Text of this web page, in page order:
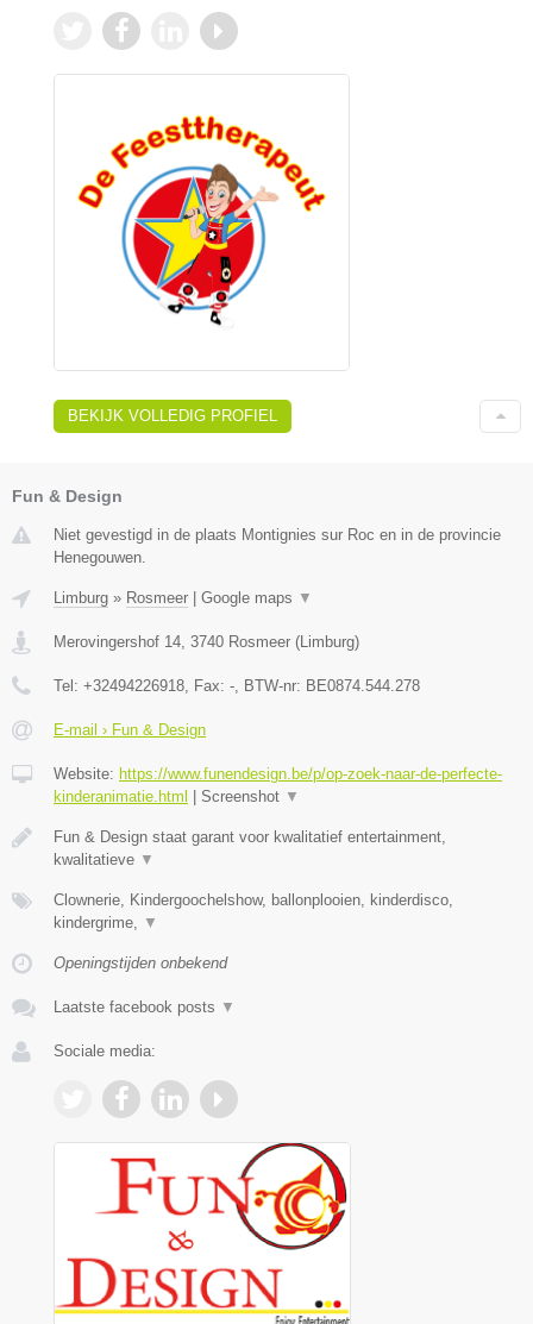
BEKIJK VOLLEDIG PROFIEL
Fun & Design
Niet gevestigd in de plaats Montignies sur Roc en in de provincie
Henegouwen.
Limburg » Rosmeer | Google maps ▼
Merovingershof 14 3740 Rosmeer (Limburg)
Tel: +32494226918 , Fax: - , BTW-nr: BE0874.544.278
E-mail › Fun & Design
Website: https://www.funendesign.be/p/op-zoek-naar-de-perfecte-
kinderanimatie.html | Screenshot ▼
Fun & Design staat garant voor kwalitatief entertainment,
kwalitatieve ▼
Clownerie, Kindergoochelshow, ballonplooien, kinderdisco,
kindergrime,
▼
Openingstijden onbekend
Laatste facebook posts ▼
Sociale media: